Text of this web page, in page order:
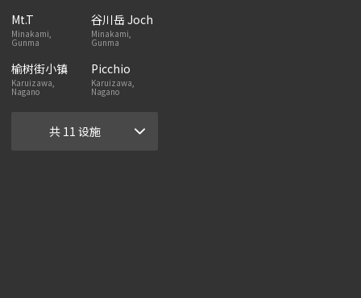
Mt.T
Minakami,
Gunma
谷川岳 Joch
Minakami,
Gunma
榆树街小镇
Karuizawa,
Nagano
Picchio
Karuizawa,
Nagano
共 11 设施